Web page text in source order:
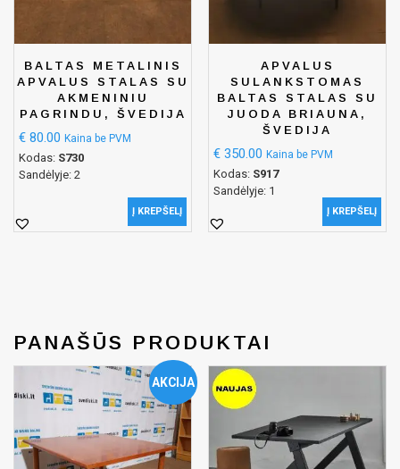
BALTAS METALINIS
APVALUS STALAS SU
AKMENINIU
PAGRINDU, ŠVEDIJA
€ 80.00 Kaina be PVM
Kodas: S730
Sandėlyje: 2
Į KREPŠELĮ
APVALUS
SULANKSTOMAS
BALTAS STALAS SU
JUODA BRIAUNA,
ŠVEDIJA
€ 350.00 Kaina be PVM
Kodas: S917
Sandėlyje: 1
Į KREPŠELĮ
PANAŠŪS PRODUKTAI
AKCIJA